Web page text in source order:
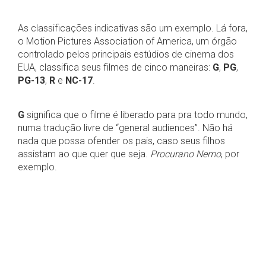
As classificações indicativas são um exemplo. Lá fora,
o Motion Pictures Association of America, um órgão
controlado pelos principais estúdios de cinema dos
EUA, classifica seus filmes de cinco maneiras: G, PG,
PG-13, R e NC-17.
G significa que o filme é liberado para pra todo mundo,
numa tradução livre de “general audiences”. Não há
nada que possa ofender os pais, caso seus filhos
assistam ao que quer que seja. Procurano Nemo, por
exemplo.